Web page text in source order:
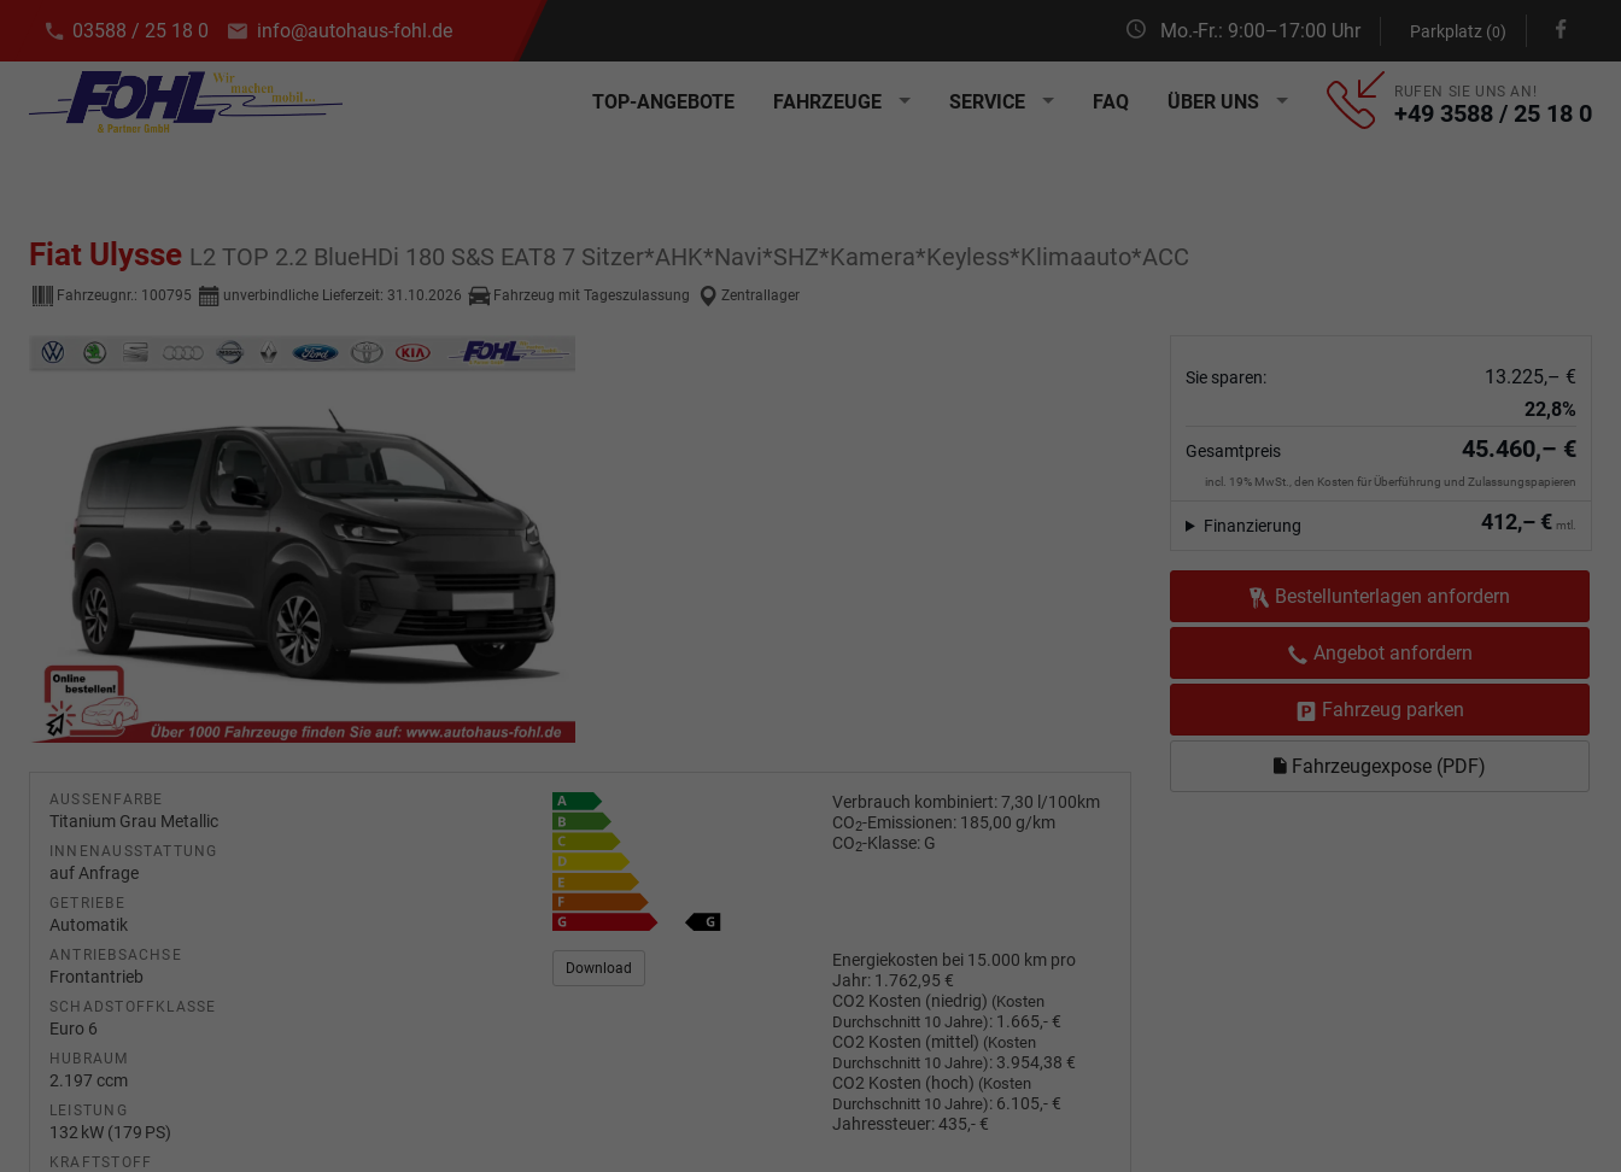
03588 / 25 18 0 info@autohaus-fohl.de Mo.-Fr.: 9:00–17:00 Uhr Parkplatz (0)
TOP-ANGEBOTE FAHRZEUGE SERVICE FAQ ÜBER UNS RUFEN SIE UNS AN!
+49 3588 / 25 18 0
Fiat Ulysse L2 TOP 2.2 BlueHDi 180 S&S EAT8 7 Sitzer*AHK*Navi*SHZ*Kamera*Keyless*Klimaauto*ACC
Fahrzeugnr.: 100795 unverbindliche Lieferzeit: 31.10.2026 Fahrzeug mit Tageszulassung Zentrallager
Sie sparen:
13.225,– €
22,8%
Gesamtpreis 45.460,– €
incl. 19% MwSt., den Kosten für Überführung und Zulassungspapieren
412,– € mtl.
Finanzierung
Bestellunterlagen anfordern
Angebot anfordern
Fahrzeug parken
Fahrzeugexpose (PDF)
AUSSENFARBE
Titanium Grau Metallic
INNENAUSSTATTUNG
auf Anfrage
GETRIEBE
Automatik
ANTRIEBSACHSE
Frontantrieb
SCHADSTOFFKLASSE
Euro 6
HUBRAUM
2.197 ccm
LEISTUNG
132 kW (179 PS)
KRAFTSTOFF
Verbrauch kombiniert:7,30 l/100km
CO2-Emissionen: 185,00 g/km
CO2-Klasse: G
Download
Energiekosten bei 15.000 km pro
Jahr: 1.762,95 €
CO2 Kosten (niedrig) (Kosten
Durchschnitt 10 Jahre): 1.665,- €
CO2 Kosten (mittel) (Kosten
Durchschnitt 10 Jahre): 3.954,38 €
CO2 Kosten (hoch) (Kosten
Durchschnitt 10 Jahre): 6.105,- €
Jahressteuer:435,- €